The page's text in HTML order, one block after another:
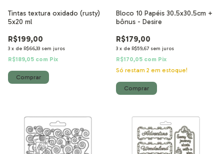
Tintas textura oxidado (rusty)
5x20 ml
R$199,00
3 x de R$66,33 sem juros
R$189,05 com Pix
Bloco 10 Papéis 30.5x30.5cm +
bônus - Desire
R$179,00
3 x de R$59,67 sem juros
R$170,05 com Pix
Só restam 2 em estoque!